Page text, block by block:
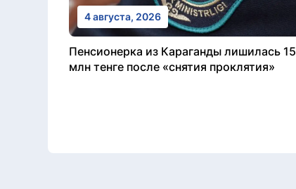
4 августа, 2026
Пенсионерка из Караганды лишилась 15
млн тенге после «снятия проклятия»